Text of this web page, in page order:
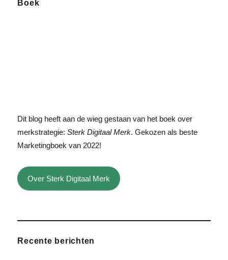
Boek
Dit blog heeft aan de wieg gestaan van het boek over
merkstrategie:Sterk Digitaal Merk. Gekozen als beste
Marketingboek van 2022!
Over Sterk Digitaal Merk
Recente berichten